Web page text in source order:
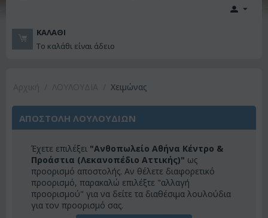
ΚΑΛΆΘΙ
Το καλάθι είναι άδειο
Χειμώνας
ΑΠΟΣΤΟΛΗ ΛΟΥΛΟΥΔΙΩΝ
Έχετε επιλέξει "Ανθοπωλείο Αθήνα Κέντρο &
Προάστια (Λεκανοπέδιο Αττικής)" ως
προορισμό αποστολής. Αν θέλετε διαφορετικό
προορισμό, παρακαλώ επιλέξτε "αλλαγή
προορισμού" για να δείτε τα διαθέσιμα λουλούδια
για τον προορισμό σας.